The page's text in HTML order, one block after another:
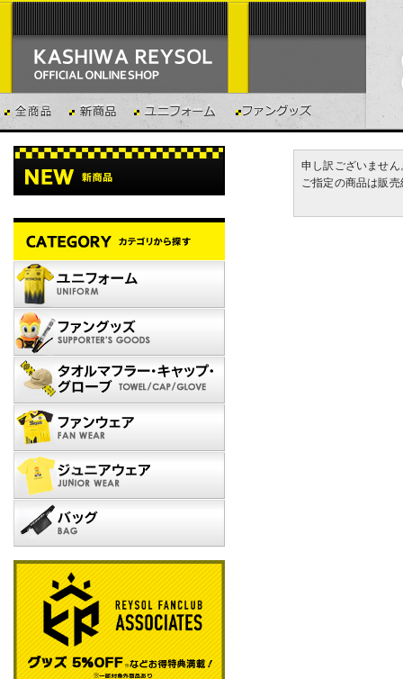
申し訳ございません
ご指定の商品は販